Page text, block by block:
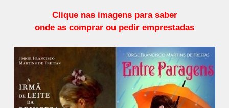
Clique nas imagens para saber
onde as comprar ou pedir emprestadas